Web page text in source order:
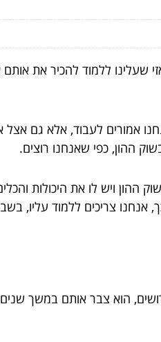
שעלינו ללמוד להכיר את
אמורים לעבוד, אלא גם אצל
ההון, כפי שאנחנו רוצים.
ויש לו את היכולות
אנחנו צריכים ללמוד עליו,
הוא צבר אותם במשך